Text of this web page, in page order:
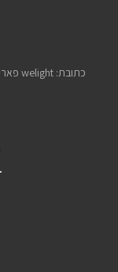
כתובת: welight פארק תעשיות שח"ק, שקד בבעלות סאיינט לקת בע"מ